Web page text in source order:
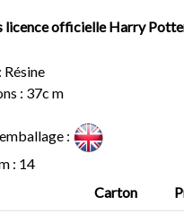
licence officielle Harry
: 37c m
:
: 14
Carton